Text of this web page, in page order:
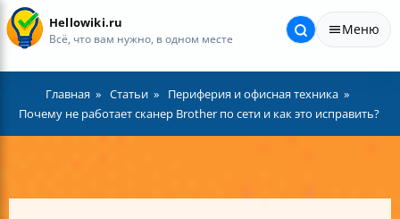
Hellowiki.ru
Всё, что вам нужно, в одном месте
Меню
Главная Статьи
Периферия и офисная техника
Почему не работает сканер Brother по сети и как это исправить?